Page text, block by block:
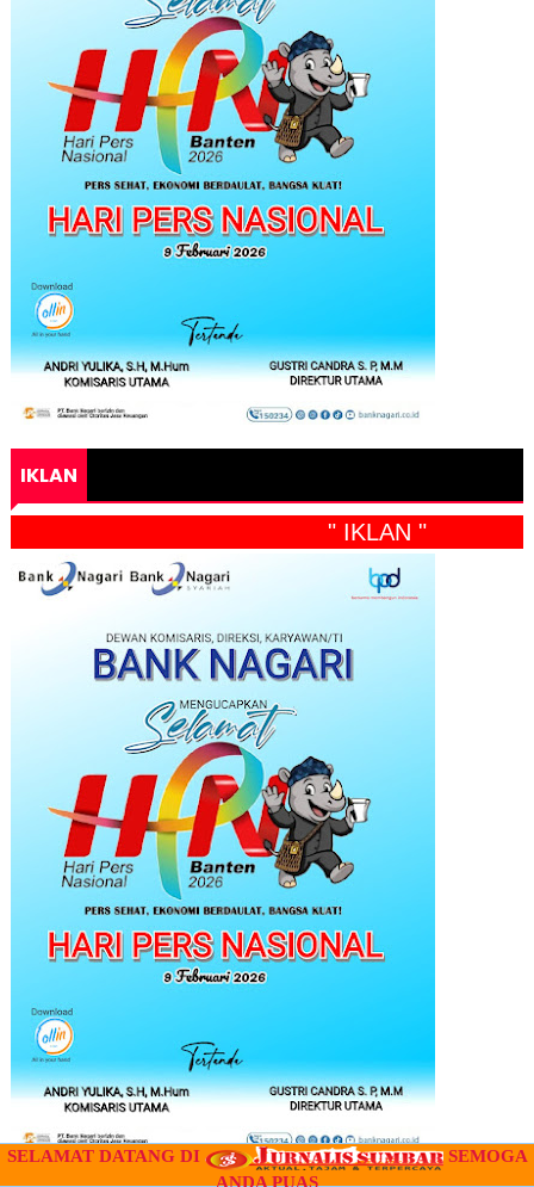
IKLAN
" IKLAN "
SELAMAT DATANG DI
SEMOGA
ANDA PUAS